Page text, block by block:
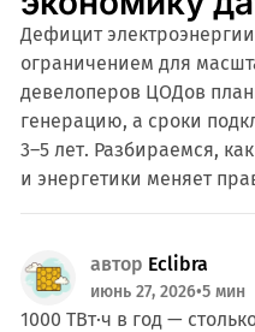
Дефицит
ограничением для
девелоперов ЦОДов
генерацию, а сроки
3–5 лет. Разбираемся,
и энергетики меняет
автор Eclibra
июнь 27, 2026•5 мин
1000 ТВт·ч в год —